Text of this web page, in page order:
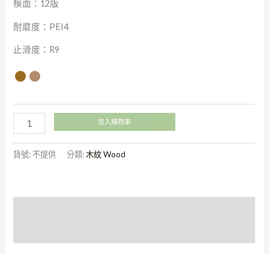
模面：12版
耐磨度：PEI4
止滑度：R9
加入購物車
貨號: 不提供 分類:木紋 Wood